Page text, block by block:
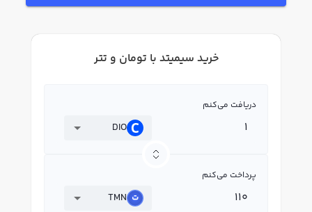
خرید سیمیتد با تومان و تتر
دریافت می‌کنم
DIO
پرداخت می‌کنم
TMN